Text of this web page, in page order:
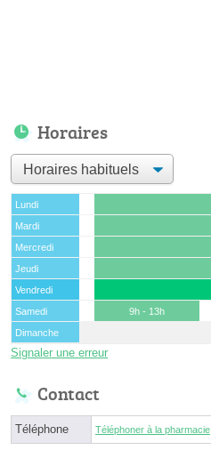
Horaires
Lundi
Mardi
Mercredi
Jeudi
Vendredi
Samedi
9h - 13h
Dimanche
Signaler une erreur
Contact
Téléphone Téléphoner à la pharmacie